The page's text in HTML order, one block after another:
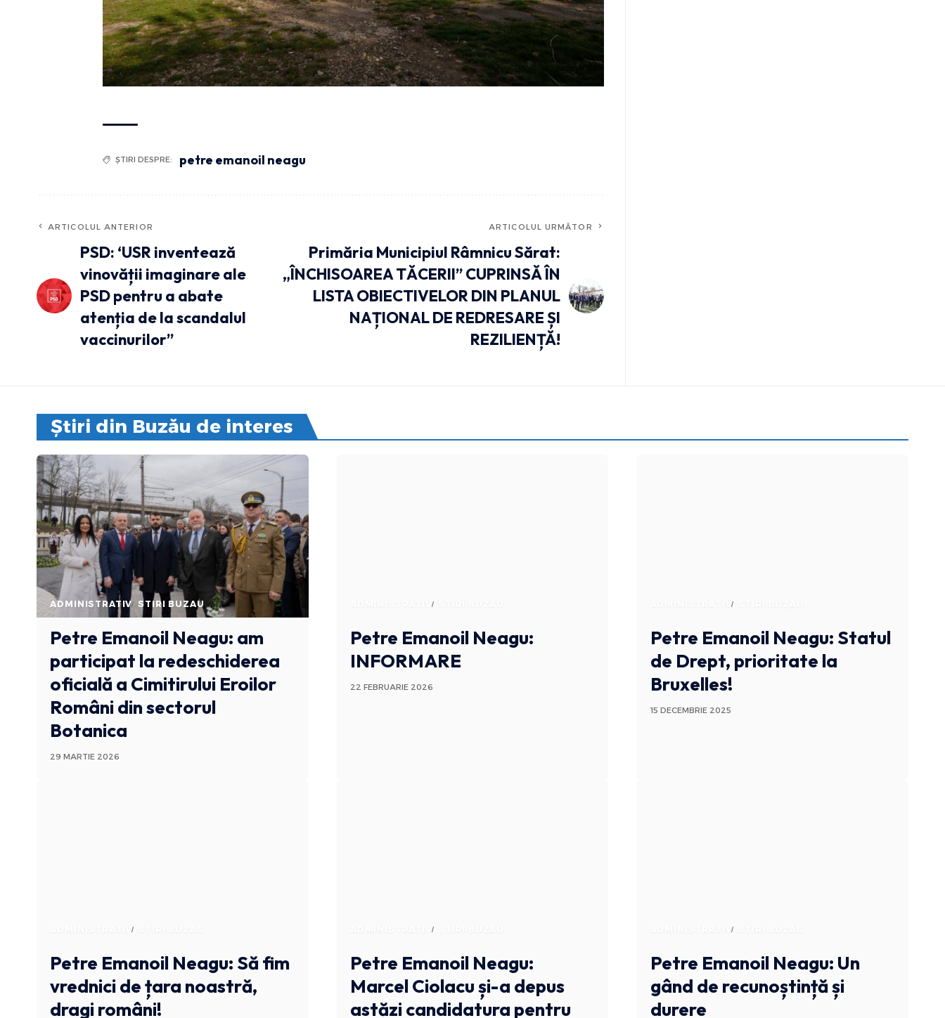
ȘTIRI DESPRE: petre emanoil neagu
ARTICOLUL ANTERIOR
PSD: ‘USR inventează
vinovății imaginare ale
PSD pentru a abate
atenția de la scandalul
vaccinurilor”
ARTICOLUL URMĂTOR
Primăria Municipiul Râmnicu Sărat:
„ÎNCHISOAREA TĂCERII” CUPRINSĂ ÎN
LISTA OBIECTIVELOR DIN PLANUL
NAȚIONAL DE REDRESARE ȘI
REZILIENȚĂ!
Știri din Buzău de interes
ADMINISTRATIV STIRI BUZAU
Petre Emanoil Neagu: am
participat la redeschiderea
oficială a Cimitirului Eroilor
Români din sectorul
Botanica
29 MARTIE 2026
ADMINISTRATIV
Petre Emanoil Neagu:
INFORMARE
22 FEBRUARIE 2026
ADMINISTRATIV
Petre Emanoil Neagu: Statul
de Drept, prioritate la
Bruxelles!
15 DECEMBRIE 2025
ADMINISTRATIV
Petre Emanoil Neagu: Să fim
vrednici de țara noastră,
dragi români!
ADMINISTRATIV
Petre Emanoil Neagu:
Marcel Ciolacu și-a depus
astăzi candidatura pentru
ADMINISTRATIV
Petre Emanoil Neagu: Un
gând de recunoștință și
durere